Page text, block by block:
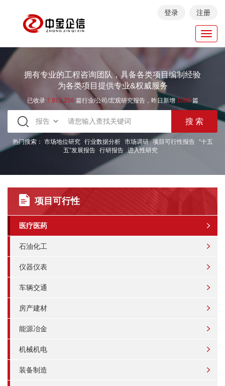
登录 注册
拥有专业的工程咨询团队，具备各类项目编制经验
为各类项目提供专业&权威服务
已收录 7.973.258 篇行业/公司/宏观研究报告，昨日新增 1088篇
热门搜索： 市场地位研究 行业数据分析 市场调研 项目可行性报告
“十五
五”发展报告 行研报告 进入性研究
项目可行性
医疗医药
石油化工
仪器仪表
车辆交通
房产建材
能源冶金
机械机电
装备制造